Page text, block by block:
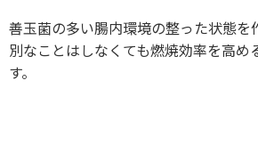
善玉菌の多い腸内環境の整った状態を
別なことはしなくても燃焼効率を高め
す。